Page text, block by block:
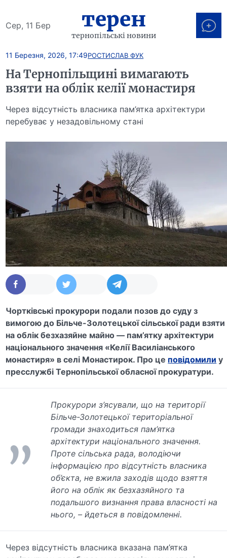
Сер, 11 Бер терен
тернопільські новини
11 Березня, 2026, 17:49РОСТИСЛАВ ФУК
На Тернопільщині вимагають
взяти на облік келії монастиря
Через відсутність власника пам’ятка архітектури
перебуває у незадовільному стані
Чортківські прокурори подали позов до суду з
вимогою до Більче-Золотецької сільської ради взяти
на облік безхазяйне майно — пам’ятку архітектури
національного значення «Келії Василіанського
монастиря» в селі Монастирок. Про це повідомили у
пресслужбі Тернопільської обласної прокуратури.
Прокурори з’ясували, що на території
Більче-Золотецької територіальної
громади знаходиться пам’ятка
архітектури національного значення.
Проте сільська рада, володіючи
інформацією про відсутність власника
об’єкта, не вжила заходів щодо взяття
його на облік як безхазяйного та
подальшого визнання права власності на
нього, – йдеться в повідомленні.
Через відсутність власника вказана пам’ятка